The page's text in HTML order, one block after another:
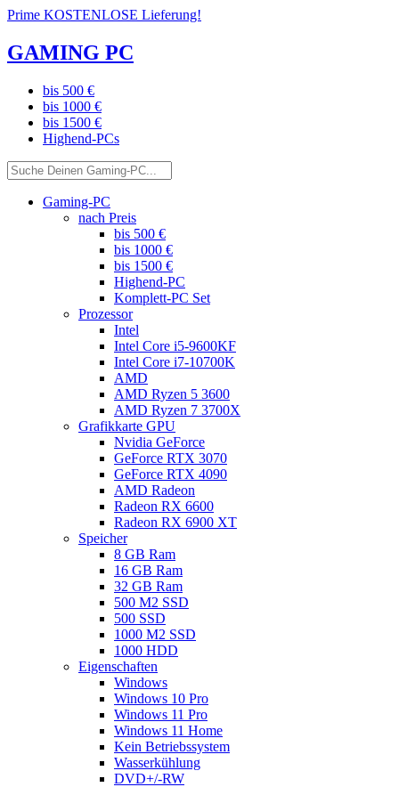
Prime KOSTENLOSE Lieferung!
GAMING PC
bis 500 €
bis 1000 €
bis 1500 €
Highend-PCs
Gaming-PC
nach Preis
bis 500 €
bis 1000 €
bis 1500 €
Highend-PC
Komplett-PC Set
Prozessor
Intel
Intel Core i5-9600KF
Intel Core i7-10700K
AMD
AMD Ryzen 5 3600
AMD Ryzen 7 3700X
Grafikkarte GPU
Nvidia GeForce
GeForce RTX 3070
GeForce RTX 4090
AMD Radeon
Radeon RX 6600
Radeon RX 6900 XT
Speicher
8 GB Ram
16 GB Ram
32 GB Ram
500 M2 SSD
500 SSD
1000 M2 SSD
1000 HDD
Eigenschaften
Windows
Windows 10 Pro
Windows 11 Pro
Windows 11 Home
Kein Betriebssystem
Wasserkühlung
DVD+/-RW